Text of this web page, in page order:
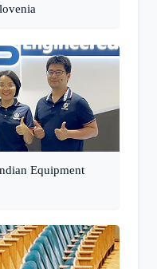
Equipment